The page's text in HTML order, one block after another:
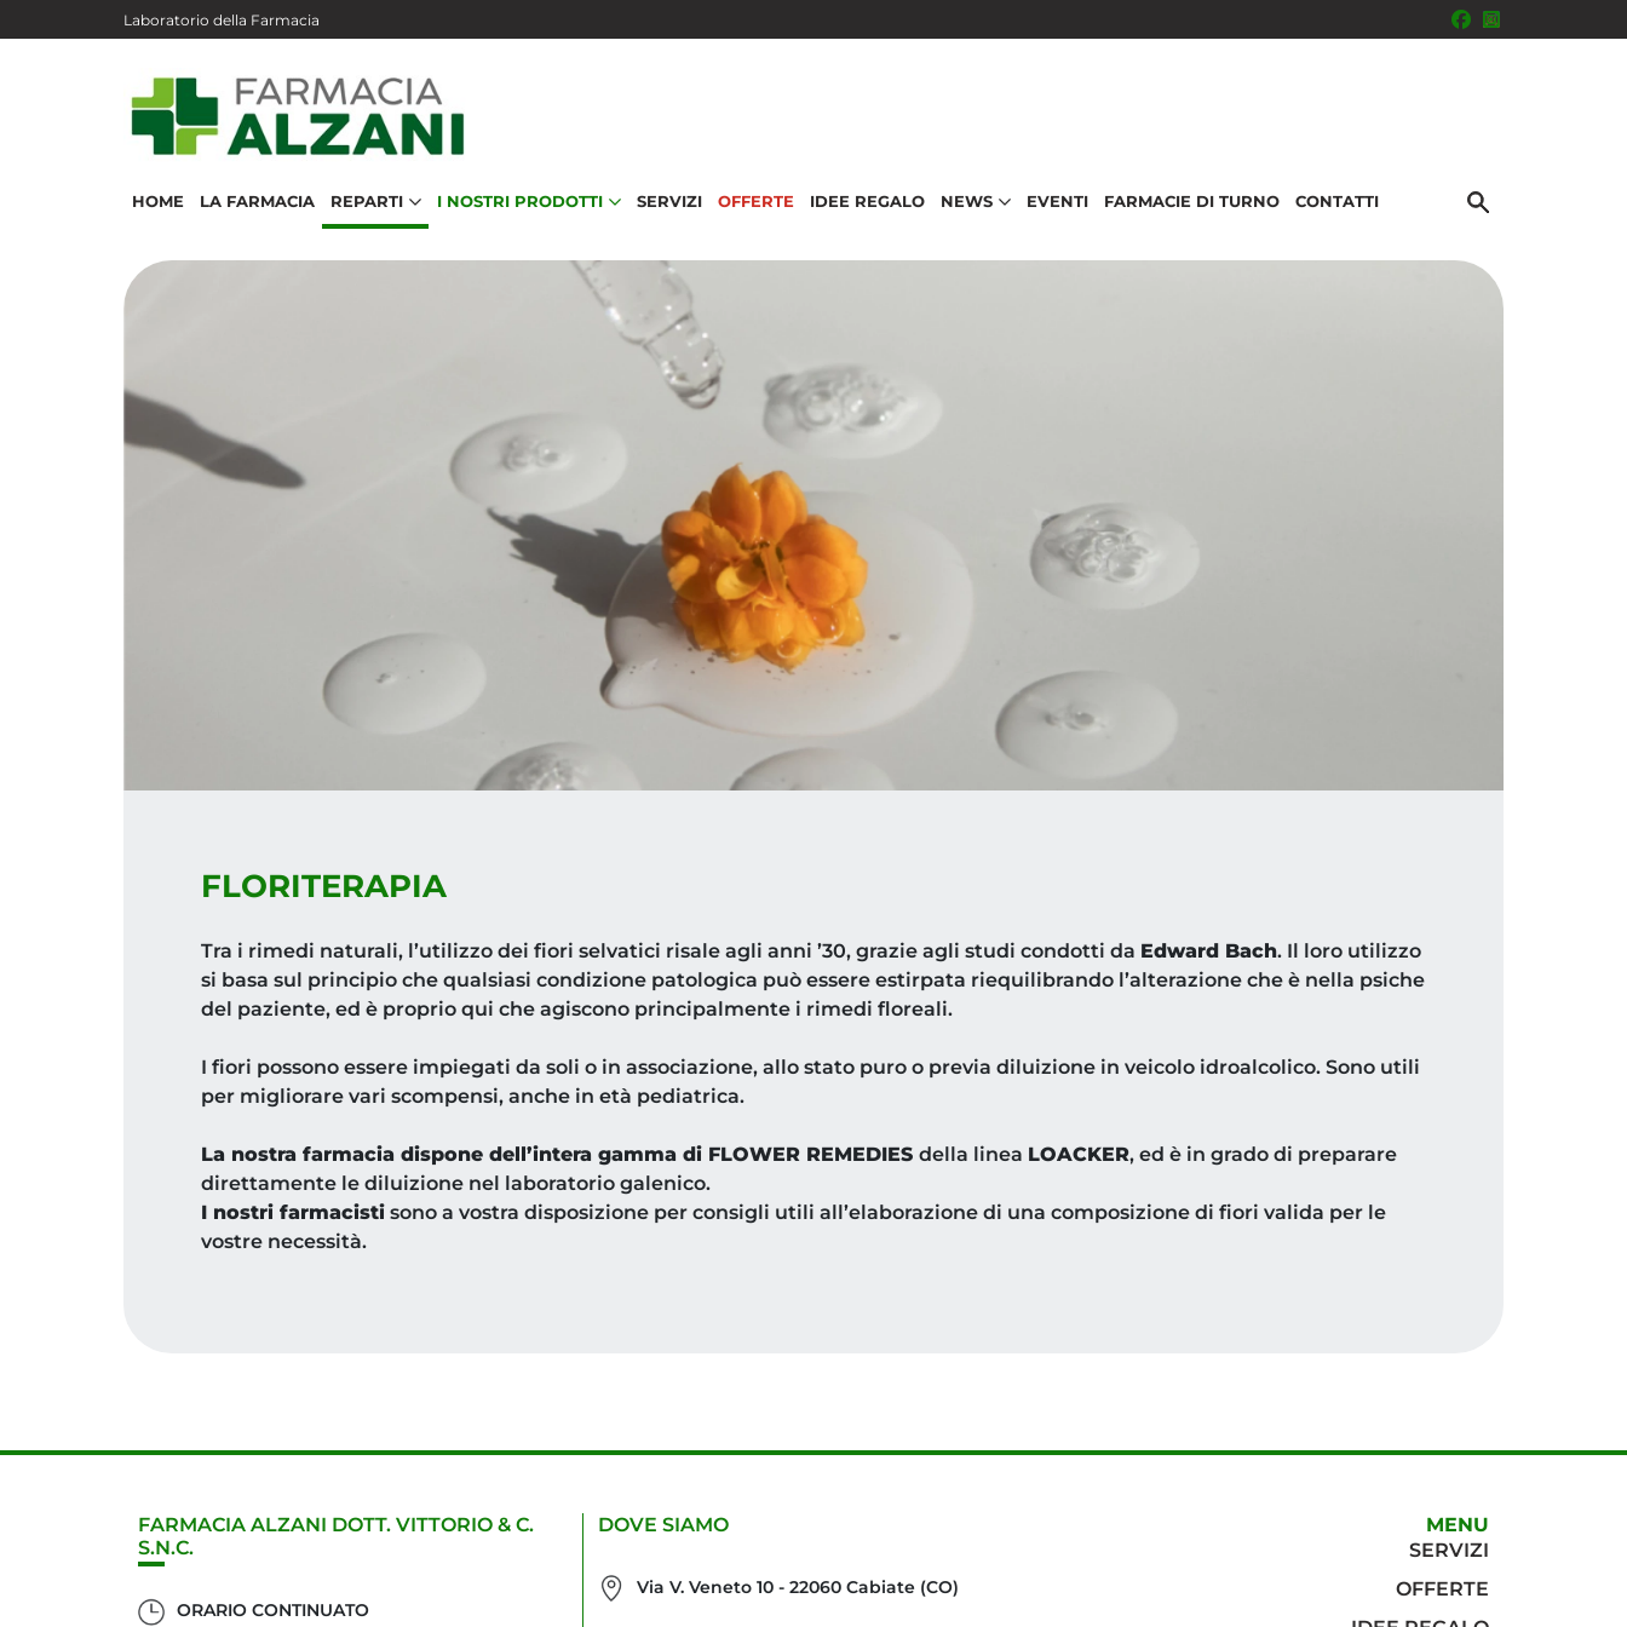
Salta al contenuto principale
Laboratorio della Farmacia
HOME LA FARMACIA REPARTI I NOSTRI PRODOTTI SERVIZI OFFERTE IDEE REGALO NEWS EVENTI FARMACIE DI TURNO CONTATTI
FLORITERAPIA
Tra i rimedi naturali, l’utilizzo dei fiori selvatici risale agli anni ’30, grazie agli studi condotti da Edward Bach. Il loro utilizzo
si basa sul principio che qualsiasi condizione patologica può essere estirpata riequilibrando l’alterazione che è nella psiche
del paziente, ed è proprio qui che agiscono principalmente i rimedi floreali.
I fiori possono essere impiegati da soli o in associazione, allo stato puro o previa diluizione in veicolo idroalcolico. Sono utili
per migliorare vari scompensi, anche in età pediatrica.
La nostra farmacia dispone dell’intera gamma di FLOWER REMEDIES della linea LOACKER, ed è in grado di preparare
direttamente le diluizione nel laboratorio galenico.
I nostri farmacisti sono a vostra disposizione per consigli utili all’elaborazione di una composizione di fiori valida per le
vostre necessità.
FARMACIA ALZANI DOTT. VITTORIO & C.
S.N.C.
ORARIO CONTINUATO
DOVE SIAMO
Via V. Veneto 10 - 22060 Cabiate (CO)
MENU
SERVIZI
OFFERTE